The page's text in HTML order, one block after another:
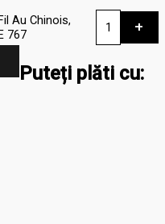
Au Chinois,
767
+
Puteți plăti cu: